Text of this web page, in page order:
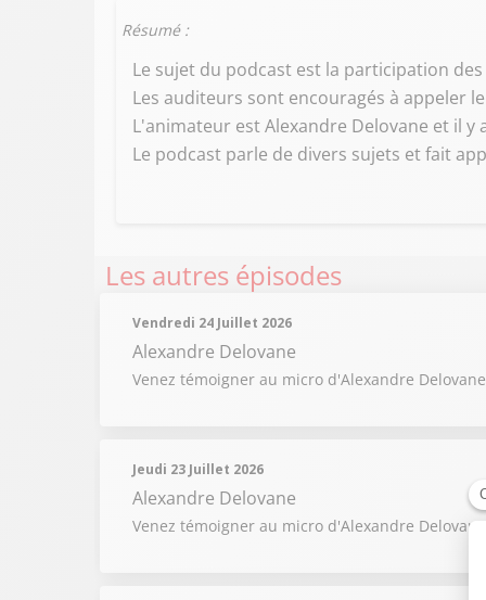
Résumé :
Le sujet du podcast est la participation
Les auditeurs sont encouragés à appeler
L'animateur est Alexandre Delovane et il
Le podcast parle de divers sujets et fait
Les autres épisodes
Vendredi 24 Juillet 2026
Alexandre Delovane
Venez témoigner au micro d'Alexandre
Jeudi 23 Juillet 2026
Alexandre Delovane
Venez témoigner au micro d'Alexandre